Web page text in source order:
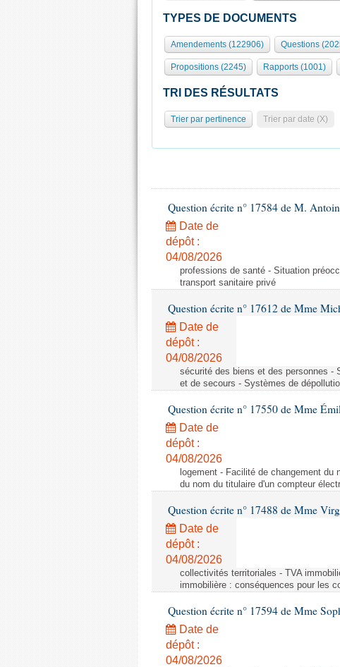
TYPES DE DOCUMENTS
Amendements (122906) Questions
Propositions (2245) Rapports (1001)
TRI DES RÉSULTATS
Trier par pertinence Trier par date (X)
Question écrite n° 17584 de M.
Date de
dépôt :
04/08/2026
professions de santé - Situation
transport sanitaire privé
Question écrite n° 17612 de Mme
Date de
dépôt :
04/08/2026
sécurité des biens et des personnes -
et de secours - Systèmes de
Question écrite n° 17550 de Mme
Date de
dépôt :
04/08/2026
logement - Facilité de changement
du nom du titulaire d'un compteur
Question écrite n° 17488 de Mme
Date de
dépôt :
04/08/2026
collectivités territoriales - TVA
immobilière : conséquences pour les
Question écrite n° 17594 de Mme
Date de
dépôt :
04/08/2026